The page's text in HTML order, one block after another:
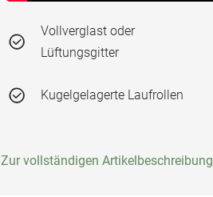
Vollverglast oder
Lüftungsgitter
Kugelgelagerte Laufrollen
Zur vollständigen Artikelbeschreibung